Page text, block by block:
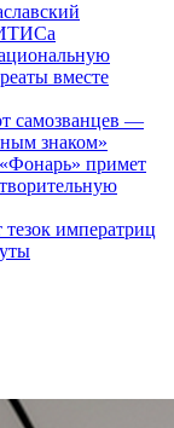
вместе
самозванцев —
знаком»
примет
тезок императриц